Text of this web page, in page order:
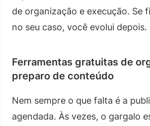
de organização e execução. Se
no seu caso, você evolui depois.
Ferramentas gratuitas de
preparo de conteúdo
Nem sempre o que falta é a
agendada. Às vezes, o gargalo